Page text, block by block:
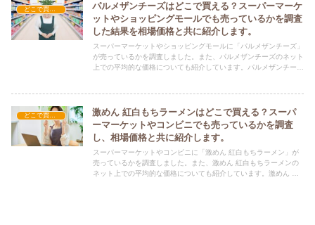
どこで買える？-食品・食材
パルメザンチーズはどこで買える？スーパーマーケ
ットやショッピングモールでも売っているかを調査
した結果を相場価格と共に紹介します。
スーパーマーケットやショッピングモールに「パルメザンチーズ」
が売っているかを調査しました。また、パルメザンチーズのネット
上での平均的な価格についても紹介しています。パルメザンチーズ
どこで買える？-食品・食材
激めん 紅白もちラーメンはどこで買える？スーパ
ーマーケットやコンビニでも売っているかを調査
し、相場価格と共に紹介します。
スーパーマーケットやコンビニに「激めん 紅白もちラーメン」が
売っているかを調査しました。また、激めん 紅白もちラーメンの
ネット上での平均的な価格についても紹介しています。激めん 紅